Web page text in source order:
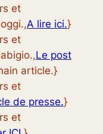
et
A lire ici.}
et
Le post
article.}
et
de presse.}
et